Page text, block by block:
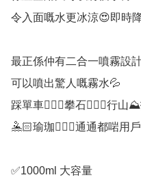
令入面嘅水更冰涼😍即時
最正係仲有二合一噴霧設
可以噴出驚人嘅霧水💦
踩單車🚴🏻‍♀️攀石🧗🏻‍♀️行山
🤽🏻瑜珈🧘🏻‍♀️通通都啱用
✅️1000ml 大容量